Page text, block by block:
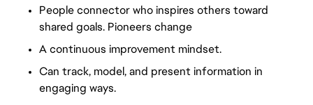
People connector who inspires others toward
shared goals. Pioneers change
A continuous improvement mindset.
Can track, model, and present information in
engaging ways.